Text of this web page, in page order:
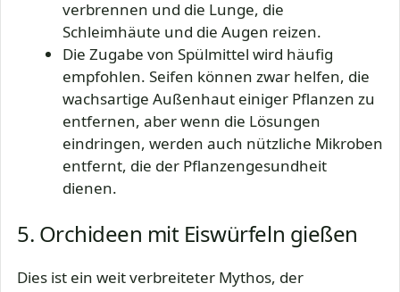
verbrennen und die Lunge, die
Schleimhäute und die Augen reizen.
Die Zugabe von Spülmittel wird häufig
empfohlen. Seifen können zwar helfen, die
wachsartige Außenhaut einiger Pflanzen zu
entfernen, aber wenn die Lösungen
eindringen, werden auch nützliche Mikroben
entfernt, die der Pflanzengesundheit
dienen.
5. Orchideen mit Eiswürfeln gießen
Dies ist ein weit verbreiteter Mythos, der